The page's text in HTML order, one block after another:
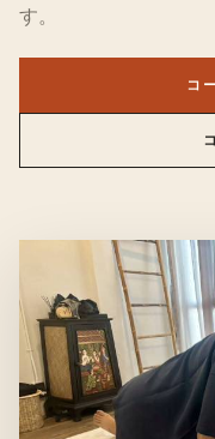
す。
コ